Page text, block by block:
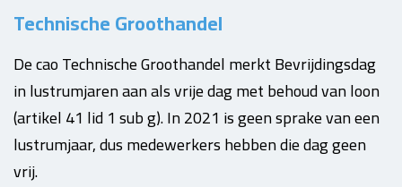
Technische Groothandel
De cao Technische Groothandel merkt Bevrijdingsdag
in lustrumjaren aan als vrije dag met behoud van loon
(artikel 41 lid 1 sub g). In 2021 is geen sprake van een
lustrumjaar, dus medewerkers hebben die dag geen
vrij.